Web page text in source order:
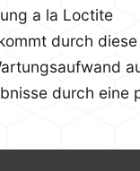
a la Loctite
durch diese
durch eine